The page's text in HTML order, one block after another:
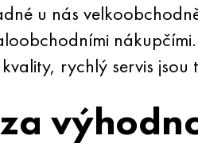
u nás
rychlý servis jsou